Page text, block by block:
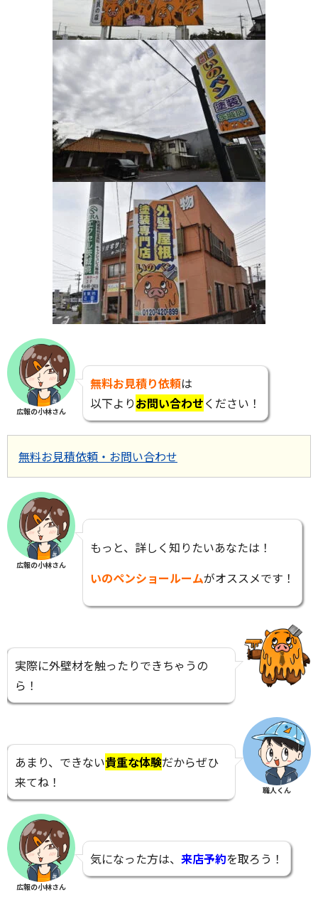
広報の小林さん
無料お見積り依頼は
以下よりお問い合わせください！
無料お見積依頼・お問い合わせ
広報の小林さん
もっと、詳しく知りたいあなたは！
いのペンショールームがオススメです！
実際に外壁材を触ったりできちゃうの
ら！
あまり、できない貴重な体験だからぜひ
来てね！
職人くん
広報の小林さん
気になった方は、 来店予約を取ろう！